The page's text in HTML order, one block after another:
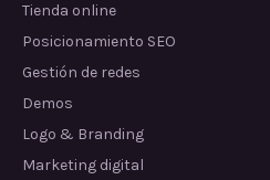
Tienda online
Posicionamiento SEO
Gestión de redes
Demos
Logo & Branding
Marketing digital